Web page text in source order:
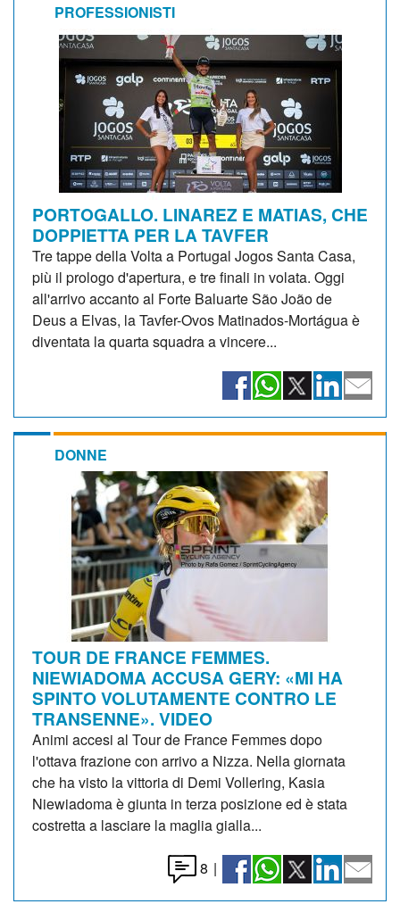
PROFESSIONISTI
PORTOGALLO. LINAREZ E MATIAS, CHE
DOPPIETTA PER LA TAVFER
Tre tappe della Volta a Portugal Jogos Santa Casa,
più il prologo d'apertura, e tre finali in volata. Oggi
all'arrivo accanto al Forte Baluarte São João de
Deus a Elvas, la Tavfer-Ovos Matinados-Mortágua è
diventata la quarta squadra a vincere...
DONNE
TOUR DE FRANCE FEMMES.
NIEWIADOMA ACCUSA GERY: «MI HA
SPINTO VOLUTAMENTE CONTRO LE
TRANSENNE». VIDEO
Animi accesi al Tour de France Femmes dopo
l'ottava frazione con arrivo a Nizza. Nella giornata
che ha visto la vittoria di Demi Vollering, Kasia
Niewiadoma è giunta in terza posizione ed è stata
costretta a lasciare la maglia gialla...
8 |